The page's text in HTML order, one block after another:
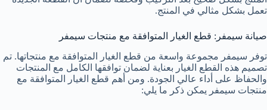
تعمل بشكل مثالي في المنتج.
صيانة سيمفر: قطع الغيار المتوافقة مع منتجات سيمفر
توفر سيمفر مجموعة واسعة من قطع الغيار المتوافقة مع منتجاتها. تم
تصميم هذه القطع الغيار بعناية لضمان توافقها الكامل مع المنتجات
والحفاظ على أداء عالي الجودة. ومن أهم قطع الغيار المتوافقة مع
منتجات سيمفر يمكن ذكر ما يلي: